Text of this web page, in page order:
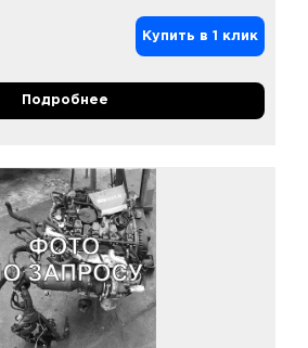
Купить в 1 клик
Подробнее